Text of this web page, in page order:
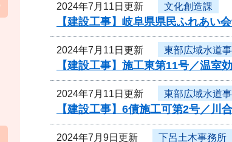
2024年7月11日更新 文化創造課
【建設工事】岐阜県県民ふれあい
2024年7月11日更新 東部広域水道
【建設工事】施工東第11号／温
2024年7月11日更新 東部広域水道
【建設工事】6債施工可第2号／川
2024年7月9日更新 下呂土木事務所